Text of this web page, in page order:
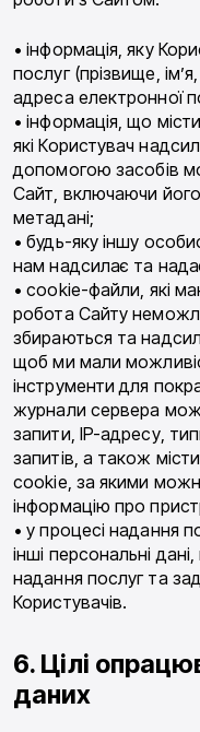
• інформація, яку
послуг (прізвище,
адреса електронної
• інформація, що
які Користувач
допомогою засобів
Сайт, включаючи його
метадані;
• будь-яку іншу
нам надсилає та
• cookie-файли, які
робота Сайту
збираються та
щоб ми мали
інструменти для
журнали сервера
запити, IP-адресу,
запитів, а також
cookie, за якими
інформацію про
• у процесі надання
інші персональні
надання послуг та
Користувачів.
6. Цілі
даних